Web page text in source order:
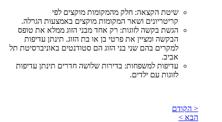
שיטת הקצאה: חלק מהמקומות מוקצים לפי
קריטריונים ושאר המקומות מוקצים באמצעות הגרלה.
הגשת בקשה לזוגות: רק אחד מבני הזוג ממלא את טופס
הבקשה ומציין את פרטי בן או בת הזוג. תינתן עדיפות
למקרים בהם שני בני הזוג הם סטודנטים באוניברסיטת תל
אביב.
עדיפות למשפחות: בדירות שלושה חדרים תינתן עדיפות
לזוגות עם ילדים.
< הקודם
הבא >